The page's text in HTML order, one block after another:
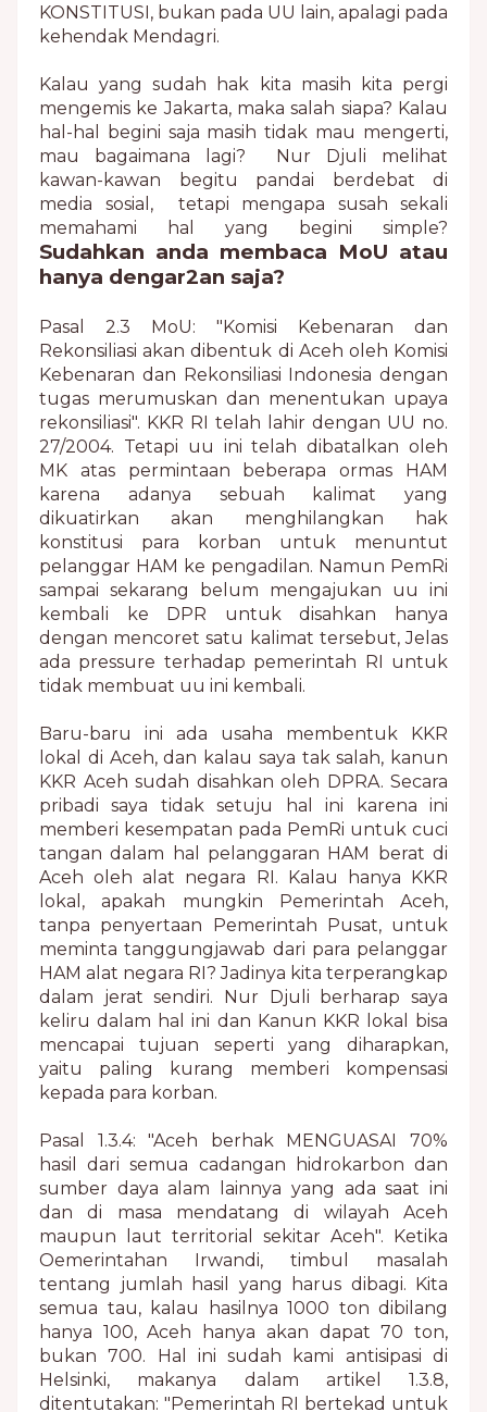
KONSTITUSI, bukan pada UU lain, apalagi pada
kehendak Mendagri.
Kalau yang sudah hak kita masih kita pergi
mengemis ke Jakarta, maka salah siapa? Kalau
hal-hal begini saja masih tidak mau mengerti,
mau bagaimana lagi? Nur Djuli melihat
kawan-kawan begitu pandai berdebat di
media sosial, tetapi mengapa susah sekali
memahami hal yang begini simple?
Sudahkan anda membaca MoU atau
hanya dengar2an saja?
Pasal 2.3 MoU: "Komisi Kebenaran dan
Rekonsiliasi akan dibentuk di Aceh oleh Komisi
Kebenaran dan Rekonsiliasi Indonesia dengan
tugas merumuskan dan menentukan upaya
rekonsiliasi". KKR RI telah lahir dengan UU no.
27/2004. Tetapi uu ini telah dibatalkan oleh
MK atas permintaan beberapa ormas HAM
karena adanya sebuah kalimat yang
dikuatirkan akan menghilangkan hak
konstitusi para korban untuk menuntut
pelanggar HAM ke pengadilan. Namun PemRi
sampai sekarang belum mengajukan uu ini
kembali ke DPR untuk disahkan hanya
dengan mencoret satu kalimat tersebut, Jelas
ada pressure terhadap pemerintah RI untuk
tidak membuat uu ini kembali.
Baru-baru ini ada usaha membentuk KKR
lokal di Aceh, dan kalau saya tak salah, kanun
KKR Aceh sudah disahkan oleh DPRA. Secara
pribadi saya tidak setuju hal ini karena ini
memberi kesempatan pada PemRi untuk cuci
tangan dalam hal pelanggaran HAM berat di
Aceh oleh alat negara RI. Kalau hanya KKR
lokal, apakah mungkin Pemerintah Aceh,
tanpa penyertaan Pemerintah Pusat, untuk
meminta tanggungjawab dari para pelanggar
HAM alat negara RI? Jadinya kita terperangkap
dalam jerat sendiri. Nur Djuli berharap saya
keliru dalam hal ini dan Kanun KKR lokal bisa
mencapai tujuan seperti yang diharapkan,
yaitu paling kurang memberi kompensasi
kepada para korban.
Pasal 1.3.4: "Aceh berhak MENGUASAI 70%
hasil dari semua cadangan hidrokarbon dan
sumber daya alam lainnya yang ada saat ini
dan di masa mendatang di wilayah Aceh
maupun laut territorial sekitar Aceh". Ketika
Oemerintahan Irwandi, timbul masalah
tentang jumlah hasil yang harus dibagi. Kita
semua tau, kalau hasilnya 1000 ton dibilang
hanya 100, Aceh hanya akan dapat 70 ton,
bukan 700. Hal ini sudah kami antisipasi di
Helsinki, makanya dalam artikel 1.3.8,
ditentutakan: "Pemerintah RI bertekad untuk